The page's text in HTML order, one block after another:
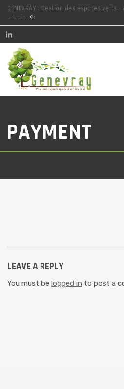
GENEVRAY : Gestion des espaces verts
urbain <h
PAYMENT
LEAVE A REPLY
You must be logged in to post a